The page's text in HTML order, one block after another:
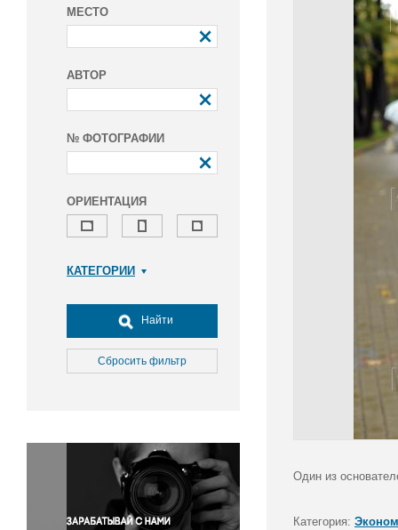
МЕСТО
АВТОР
№ ФОТОГРАФИИ
ОРИЕНТАЦИЯ
КАТЕГОРИИ
Досуг, туризм и отдых
Культура
Медицина
Окружающая среда
Политика
Правосудие
Происшествия и конфликты
Найти
Сбросить фильтр
Один из
Категория: